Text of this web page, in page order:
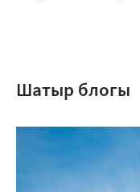
Шатыр блогы